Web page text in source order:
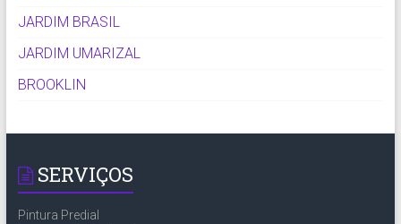
JARDIM BRASIL
JARDIM UMARIZAL
BROOKLIN
SERVIÇOS
Pintura Predial